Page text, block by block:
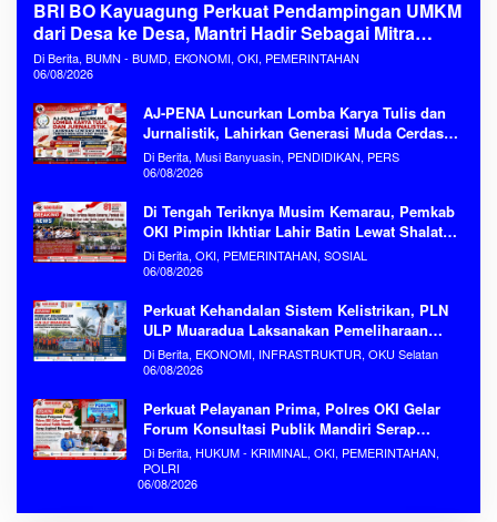
BRI BO Kayuagung Perkuat Pendampingan UMKM
dari Desa ke Desa, Mantri Hadir Sebagai Mitra
Penggerak Ekonomi Kerakyatan
Di Berita, BUMN - BUMD, EKONOMI, OKI, PEMERINTAHAN
06/08/2026
AJ-PENA Luncurkan Lomba Karya Tulis dan
Jurnalistik, Lahirkan Generasi Muda Cerdas
Menjaga Aset Bangsa
Di Berita, Musi Banyuasin, PENDIDIKAN, PERS
06/08/2026
Di Tengah Teriknya Musim Kemarau, Pemkab
OKI Pimpin Ikhtiar Lahir Batin Lewat Shalat
Istisqa Memohon Turunnya Hujan
Di Berita, OKI, PEMERINTAHAN, SOSIAL
06/08/2026
Perkuat Kehandalan Sistem Kelistrikan, PLN
ULP Muaradua Laksanakan Pemeliharaan
ROW dan HAR Konstruksi Gabungan Secara
Terpadu
Di Berita, EKONOMI, INFRASTRUKTUR, OKU Selatan
06/08/2026
Perkuat Pelayanan Prima, Polres OKI Gelar
Forum Konsultasi Publik Mandiri Serap
Aspirasi Masyarakat
Di Berita, HUKUM - KRIMINAL, OKI, PEMERINTAHAN,
POLRI
06/08/2026